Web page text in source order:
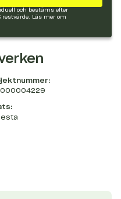
och bestäms efter
restvärde.
Läs mer om